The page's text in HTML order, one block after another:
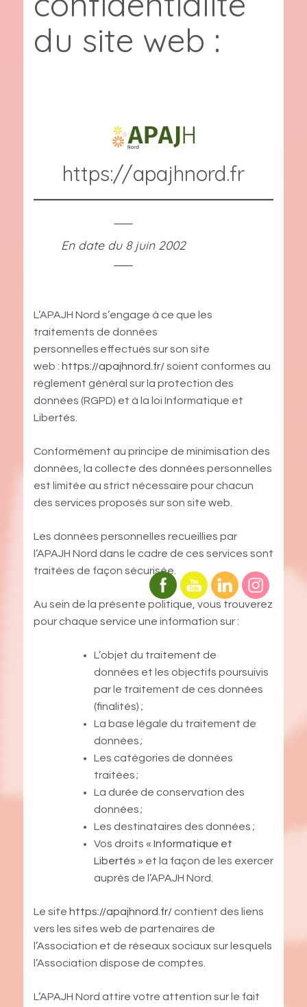
du site web :
https://apajhnord.fr
En date du 8 juin 2002
L’APAJH Nord s’engage à ce que les
traitements de données
personnelles effectués sur son site
web : https://apajhnord.fr/soient conformes au
règlement général sur la protection des
données (RGPD) et à la loi Informatique et
Libertés.
Conformément au principe de minimisation des
données, la collecte des données personnelles
est limitée au strict nécessaire pour chacun
des services proposés sur son site web.
Les données personnelles recueillies par
l’APAJH Nord dans le cadre de ces services sont
traitées de façon sécurisée.
Au sein de la présente politique, vous trouverez
pour chaque service une information sur :
L’objet du traitement de
données et les objectifs poursuivis
par le traitement de ces données
(finalités) ;
La base légale du traitement de
données ;
Les catégories de données
traitées ;
La durée de conservation des
données ;
Les destinataires des données ;
Vos droits « Informatique et
Libertés » et la façon de les exercer
auprès de l’APAJH Nord.
Le site https://apajhnord.fr/contient des liens
vers les sites web de partenaires de
l’Association et de réseaux sociaux sur lesquels
l’Association dispose de comptes.
L’APAJH Nord attire votre attention sur le fait